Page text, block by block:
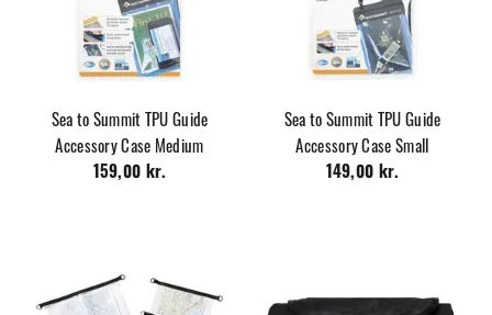
Sea to Summit TPU Guide
Accessory Case Medium
159,00 kr.
Sea to Summit TPU Guide
Accessory Case Small
149,00 kr.